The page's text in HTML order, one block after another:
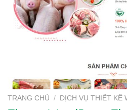
TRANG CHỦ / DỊCH VỤ THIẾT KẾ